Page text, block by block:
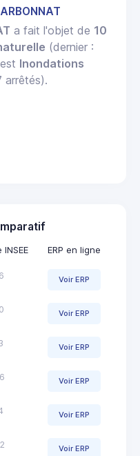
a fait l'objet de 10
(dernier :
Inondations
arrêtés).
INSEE ERP en ligne
Voir ERP
Voir ERP
Voir ERP
Voir ERP
Voir ERP
Voir ERP